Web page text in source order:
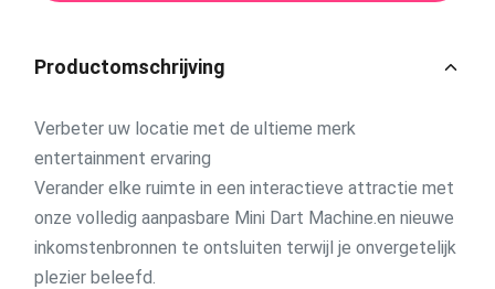
Productomschrijving
Verbeter uw locatie met de ultieme merk
entertainment ervaring
Verander elke ruimte in een interactieve attractie met
onze volledig aanpasbare Mini Dart Machine.en nieuwe
inkomstenbronnen te ontsluiten terwijl je onvergetelijk
plezier beleefd.